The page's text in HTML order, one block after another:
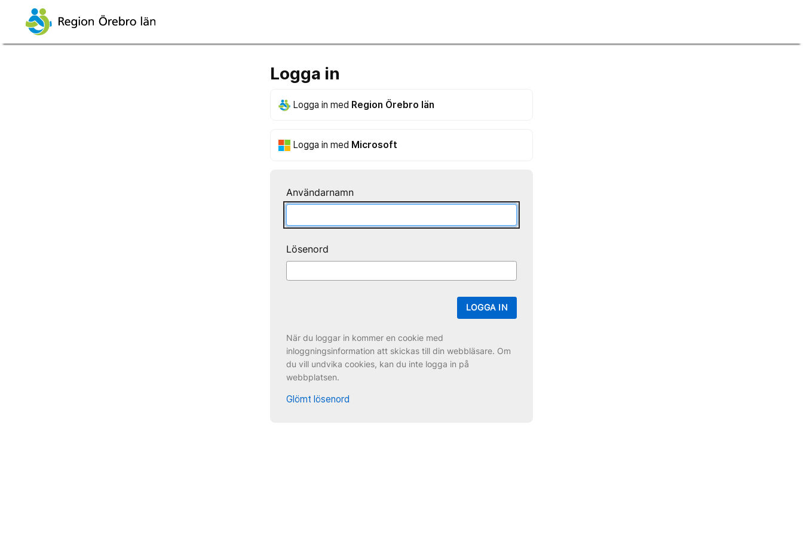
Logga in
Logga in med Region Örebro län
Logga in med Microsoft
Användarnamn
Lösenord
LOGGA IN
När du loggar in kommer en cookie med
inloggningsinformation att skickas till din webbläsare. Om
du vill undvika cookies, kan du inte logga in på
webbplatsen.
Glömt lösenord